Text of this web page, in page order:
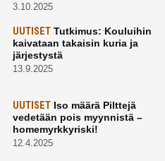
3.10.2025
UUTISETTutkimus: Kouluihin
kaivataan takaisin kuria ja
järjestystä
13.9.2025
UUTISETIso määrä Pilttejä
vedetään pois myynnistä –
homemyrkkyriski!
12.4.2025